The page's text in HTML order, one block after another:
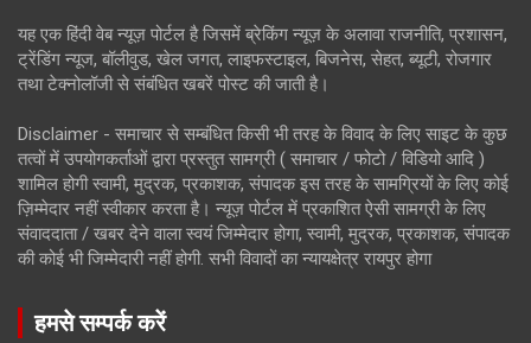
यह एक हिंदी वेब न्यूज़ पोर्टल है जिसमें ब्रेकिंग न्यूज़ के अलावा राजनीति, प्रशासन,
ट्रेंडिंग न्यूज, बॉलीवुड, खेल जगत, लाइफस्टाइल, बिजनेस, सेहत, ब्यूटी, रोजगार
तथा टेक्नोलॉजी से संबंधित खबरें पोस्ट की जाती है।
Disclaimer - समाचार से सम्बंधित किसी भी तरह के विवाद के लिए साइट के कुछ
तत्वों में उपयोगकर्ताओं द्वारा प्रस्तुत सामग्री ( समाचार / फोटो / विडियो आदि )
शामिल होगी स्वामी, मुद्रक, प्रकाशक, संपादक इस तरह के सामग्रियों के लिए कोई
ज़िम्मेदार नहीं स्वीकार करता है। न्यूज़ पोर्टल में प्रकाशित ऐसी सामग्री के लिए
संवाददाता / खबर देने वाला स्वयं जिम्मेदार होगा, स्वामी, मुद्रक, प्रकाशक, संपादक
की कोई भी जिम्मेदारी नहीं होगी. सभी विवादों का न्यायक्षेत्र रायपुर होगा
हमसे सम्पर्क करें